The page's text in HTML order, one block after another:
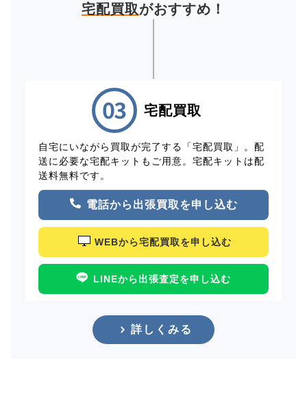
宅配買取がおすすめ！
宅配買取
自宅にいながら買取が完了する「宅配買取」。配
送に必要な宅配キットもご用意。宅配キットは配
送料無料です。
電話から出張買取を申し込む
WEBから宅配買取を申し込む
LINEから出張査定を申し込む
詳しくみる